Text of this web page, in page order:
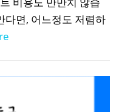
다면, 어느정도 저렴하